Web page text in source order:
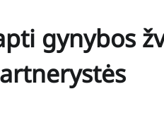
gynybos